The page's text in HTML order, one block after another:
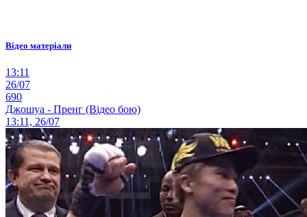
Відео матеріали
13:11
26/07
690
Джошуа - Пренг (Відео бою)
13:11, 26/07